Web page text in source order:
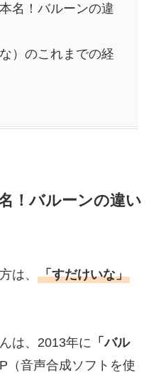
名！バルーンの違
）のこれまでの経
！バルーンの違い
は、 「すだけいな」
は、2013年に 「バル
（音声合成ソフトを使